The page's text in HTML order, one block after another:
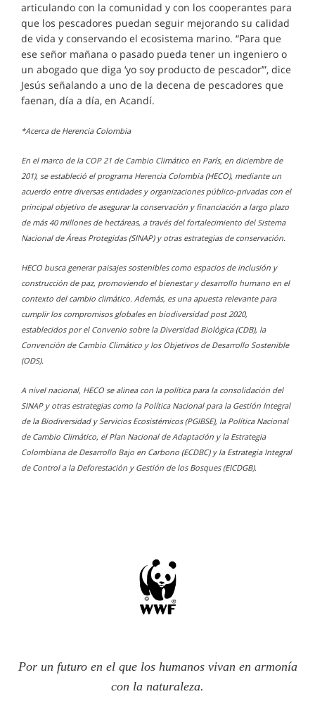
articulando con la comunidad y con los cooperantes para
que los pescadores puedan seguir mejorando su calidad
de vida y conservando el ecosistema marino. “Para que
ese señor mañana o pasado pueda tener un ingeniero o
un abogado que diga ‘yo soy producto de pescador’”, dice
Jesús señalando a uno de la decena de pescadores que
faenan, día a día, en Acandí.
*Acerca de Herencia Colombia
En el marco de la COP 21 de Cambio Climático en París, en diciembre de
201), se estableció el programa Herencia Colombia (HECO), mediante un
acuerdo entre diversas entidades y organizaciones público-privadas con el
principal objetivo de asegurar la conservación y financiación a largo plazo
de más 40 millones de hectáreas, a través del fortalecimiento del Sistema
Nacional de Áreas Protegidas (SINAP) y otras estrategias de conservación.
HECO busca generar paisajes sostenibles como espacios de inclusión y
construcción de paz, promoviendo el bienestar y desarrollo humano en el
contexto del cambio climático. Además, es una apuesta relevante para
cumplir los compromisos globales en biodiversidad post 2020,
establecidos por el Convenio sobre la Diversidad Biológica (CDB), la
Convención de Cambio Climático y los Objetivos de Desarrollo Sostenible
(ODS).
A nivel nacional, HECO se alinea con la política para la consolidación del
SINAP y otras estrategias como la Política Nacional para la Gestión Integral
de la Biodiversidad y Servicios Ecosistémicos (PGIBSE), la Política Nacional
de Cambio Climático, el Plan Nacional de Adaptación y la Estrategia
Colombiana de Desarrollo Bajo en Carbono (ECDBC) y la Estrategia Integral
de Control a la Deforestación y Gestión de los Bosques (EICDGB).
Por un futuro en el que los humanos vivan en armonía
con la naturaleza.